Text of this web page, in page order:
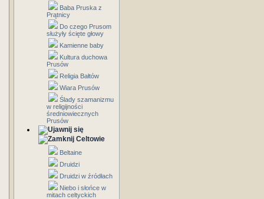
Baba Pruska z
Prątnicy
Do czego Prusom
służyły ścięte głowy
Kamienne baby
Kultura duchowa
Prusów
Religia Bałtów
Wiara Prusów
Ślady szamanizmu
w religijności
średniowiecznych
Prusów
Celtowie
Beltaine
Druidzi
Druidzi w źródłach
Niebo i słońce w
mitach celtyckich